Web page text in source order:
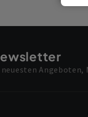
Angeboten,